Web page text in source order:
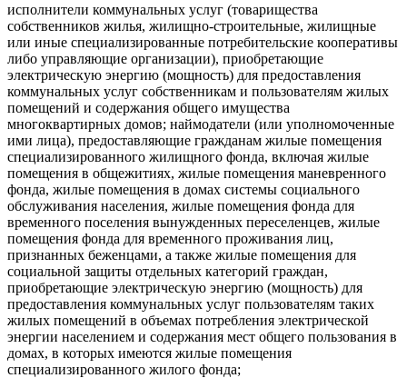
исполнители коммунальных услуг (товарищества
собственников жилья, жилищно-строительные, жилищные
или иные специализированные потребительские кооперативы
либо управляющие организации), приобретающие
электрическую энергию (мощность) для предоставления
коммунальных услуг собственникам и пользователям жилых
помещений и содержания общего имущества
многоквартирных домов; наймодатели (или уполномоченные
ими лица), предоставляющие гражданам жилые помещения
специализированного жилищного фонда, включая жилые
помещения в общежитиях, жилые помещения маневренного
фонда, жилые помещения в домах системы социального
обслуживания населения, жилые помещения фонда для
временного поселения вынужденных переселенцев, жилые
помещения фонда для временного проживания лиц,
признанных беженцами, а также жилые помещения для
социальной защиты отдельных категорий граждан,
приобретающие электрическую энергию (мощность) для
предоставления коммунальных услуг пользователям таких
жилых помещений в объемах потребления электрической
энергии населением и содержания мест общего пользования в
домах, в которых имеются жилые помещения
специализированного жилого фонда;